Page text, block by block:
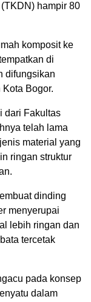
hampir 80
komposit ke
di
difungsikan
Bogor.
dari Fakultas
telah lama
material yang
ringan struktur
dinding
menyerupai
lebih ringan dan
tercetak
pada konsep
dalam